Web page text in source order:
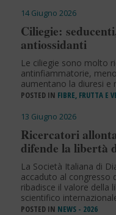
14 Giugno 2026
Ciliegie:
antiossidanti
Le ciliegie sono molto
antinfiammatorie,
aumentano la diuresi e
POSTED IN FIBRE, FRUTTA E
13 Giugno 2026
Ricercatori
difende la libertà
La Società Italiana di
accaduto al congresso
ribadisce il valore della
scientifico
POSTED IN NEWS - 2026